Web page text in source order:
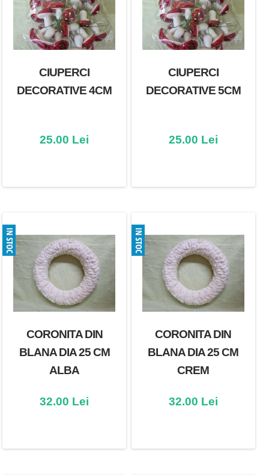
CIUPERCI
DECORATIVE 4CM
25.00 Lei
CIUPERCI
DECORATIVE 5CM
25.00 Lei
CORONITA DIN
BLANA DIA 25 CM
ALBA
32.00 Lei
CORONITA DIN
BLANA DIA 25 CM
CREM
32.00 Lei